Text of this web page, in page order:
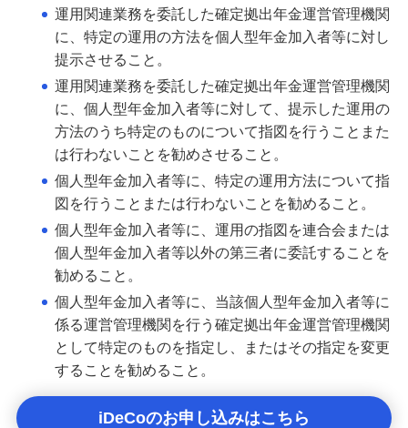
運用関連業務を委託した確定拠出年金運営管理機関
に、特定の運用の方法を個人型年金加入者等に対し
提示させること。
運用関連業務を委託した確定拠出年金運営管理機関
に、個人型年金加入者等に対して、提示した運用の
方法のうち特定のものについて指図を行うことまた
は行わないことを勧めさせること。
個人型年金加入者等に、特定の運用方法について指
図を行うことまたは行わないことを勧めること。
個人型年金加入者等に、運用の指図を連合会または
個人型年金加入者等以外の第三者に委託することを
勧めること。
個人型年金加入者等に、当該個人型年金加入者等に
係る運営管理機関を行う確定拠出年金運営管理機関
として特定のものを指定し、またはその指定を変更
することを勧めること。
iDeCoのお申し込みはこちら